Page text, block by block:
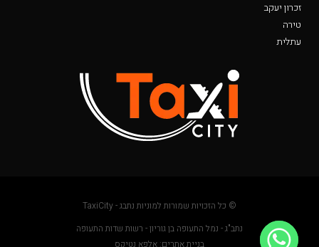
זכרון יעקב
טירה
עתלית
© כל הזכויות שמורות למוניות נתבג - TaxiCity
נתב"ג - נמל התעופה בן גוריון - רשות שדות התעופה
בניית אתרים: אלפא נטיקס